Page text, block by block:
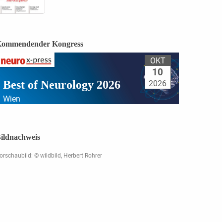
Kongress
Best of Neurology 2026
Wien
OKT
10
2026
© wildbild, Herbert Rohrer